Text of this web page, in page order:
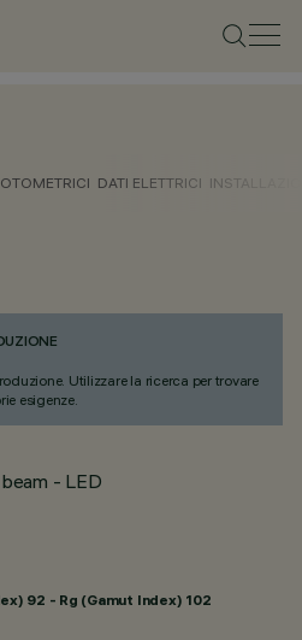
DATI ELETTRICI
Utilizzare la ricerca per trovare
esigenze.
- LED
92 - Rg (Gamut Index) 102